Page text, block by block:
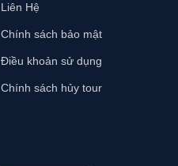
Liên Hệ
Chính sách bảo mật
Điều khoản sử dụng
Chính sách hủy tour